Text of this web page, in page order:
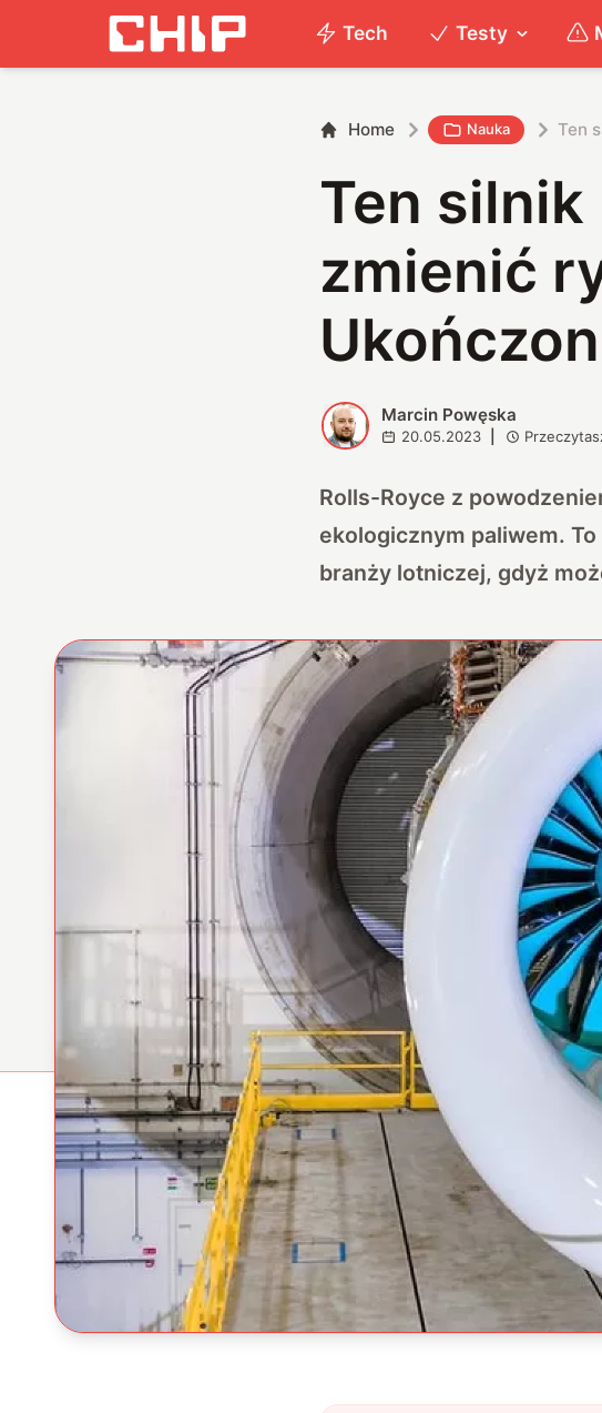
Tech Testy
Home Nauka Ten
Ten silnik
zmienić
M Marcin Powęska
20.05.2023
Rolls-Royce z
ekologicznym paliwem.
branży lotniczej, gdyż